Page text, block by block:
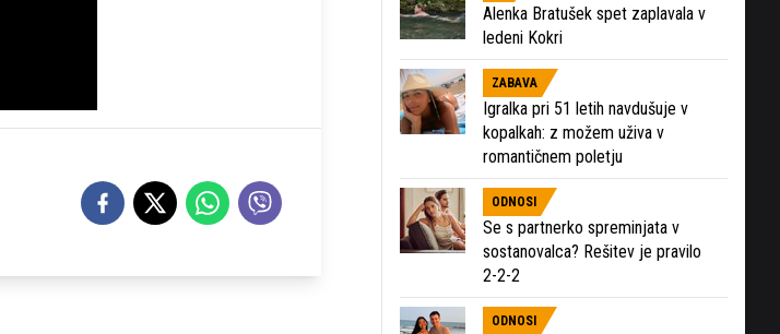
Alenka Bratušek spet zaplavala v
ledeni Kokri
ZABAVA
Igralka pri 51 letih navdušuje v
kopalkah: z možem uživa v
romantičnem poletju
ODNOSI
Se s partnerko spreminjata v
sostanovalca? Rešitev je pravilo
2-2-2
ODNOSI